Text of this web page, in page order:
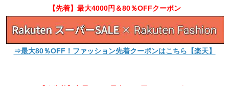
【先着】最大4000円＆80％OFFクーポン
⇒最大80％OFF！ファッション先着クーポンはこちら【楽天】